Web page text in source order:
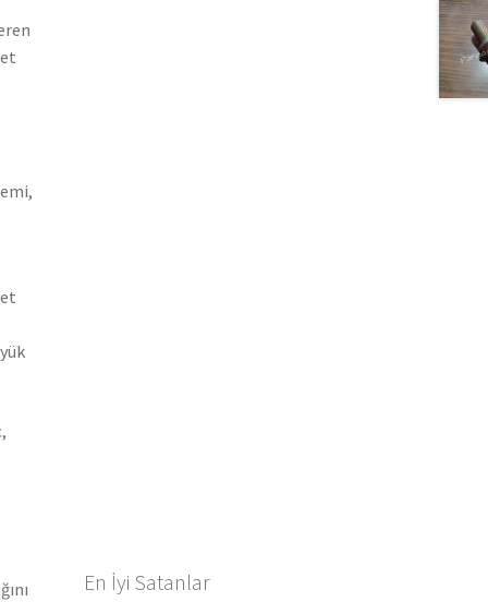
En İyi Satanlar